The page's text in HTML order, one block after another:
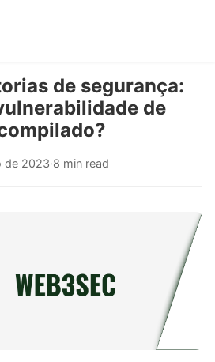
de segurança:
de
de 2023·8 min read